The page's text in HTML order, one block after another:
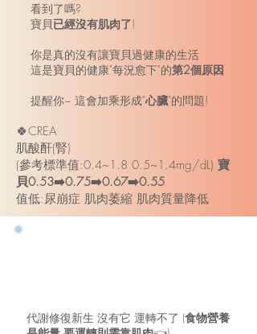
看到了嗎?
寶貝已經沒有肌肉了!
你是真的沒有讓寶貝過健康的生活
這是寶貝的健康"每況愈下"的第2個原因
提醒你~ 這會加乘形成"心臟"的問題!
🍀CREA
肌酸酐(腎)
(參考標準值:0.4~1.8 0.5~1.4mg/dL) 寶
貝0.53➡️0.75➡️0.67➡️0.55
值低:尿崩症 肌肉萎縮 肌肉質量降低
代謝修復新生 沒有它 運轉不了 (食物營養